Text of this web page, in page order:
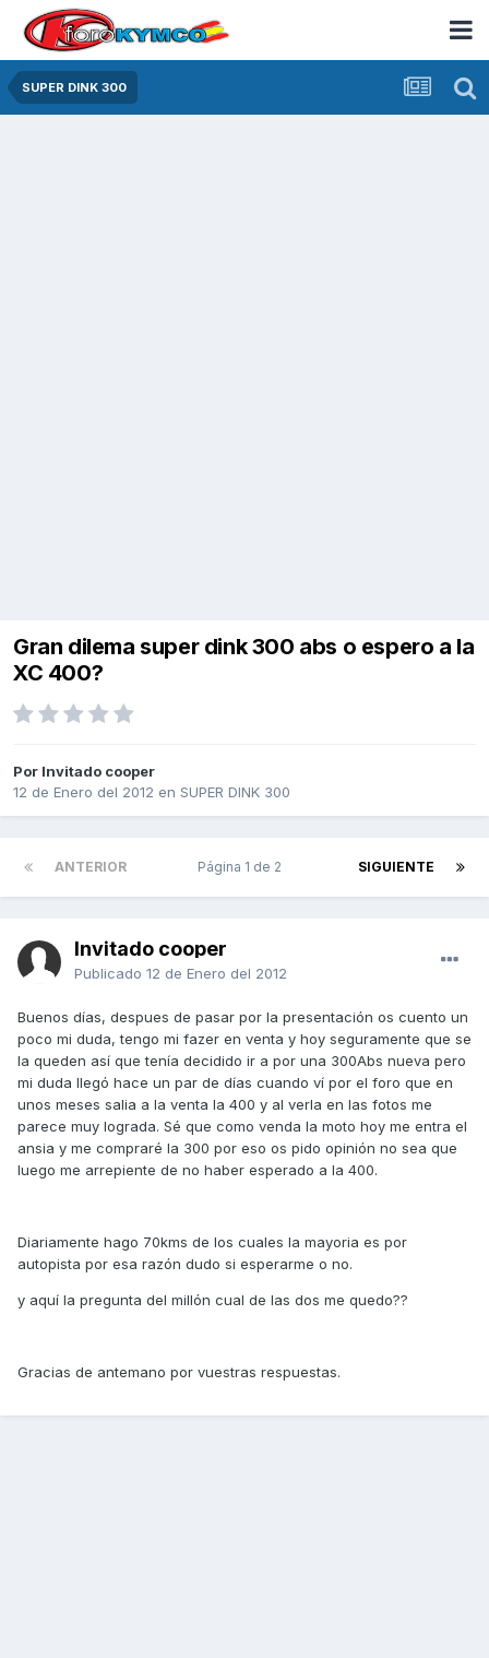
SUPER DINK 300
Gran dilema super dink 300 abs o espero a la
XC 400?
Por Invitado cooper
12 de Enero del 2012 en SUPER DINK 300
ANTERIOR SIGUIENTE
Página 1 de 2
Invitado cooper
Publicado 12 de Enero del 2012
Buenos días, despues de pasar por la presentación os cuento un
poco mi duda, tengo mi fazer en venta y hoy seguramente que se
la queden así que tenía decidido ir a por una 300Abs nueva pero
mi duda llegó hace un par de días cuando ví por el foro que en
unos meses salia a la venta la 400 y al verla en las fotos me
parece muy lograda. Sé que como venda la moto hoy me entra el
ansia y me compraré la 300 por eso os pido opinión no sea que
luego me arrepiente de no haber esperado a la 400.
Diariamente hago 70kms de los cuales la mayoria es por
autopista por esa razón dudo si esperarme o no.
y aquí la pregunta del millón cual de las dos me quedo??
Gracias de antemano por vuestras respuestas.